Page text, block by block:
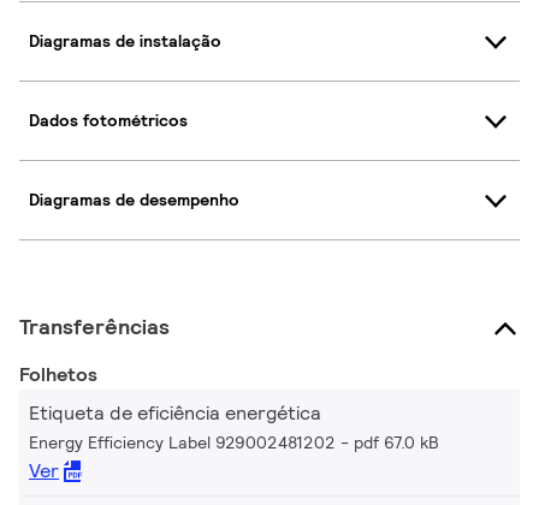
Diagramas de instalação
Dados fotométricos
Diagramas de desempenho
Transferências
Folhetos
Etiqueta de eficiência energética
Energy Efficiency Label 929002481202 pdf 67.0 kB
Ver